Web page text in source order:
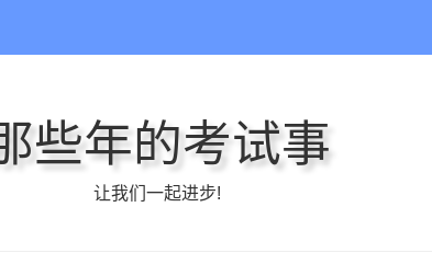
些年的考试事
让我们一起进步!